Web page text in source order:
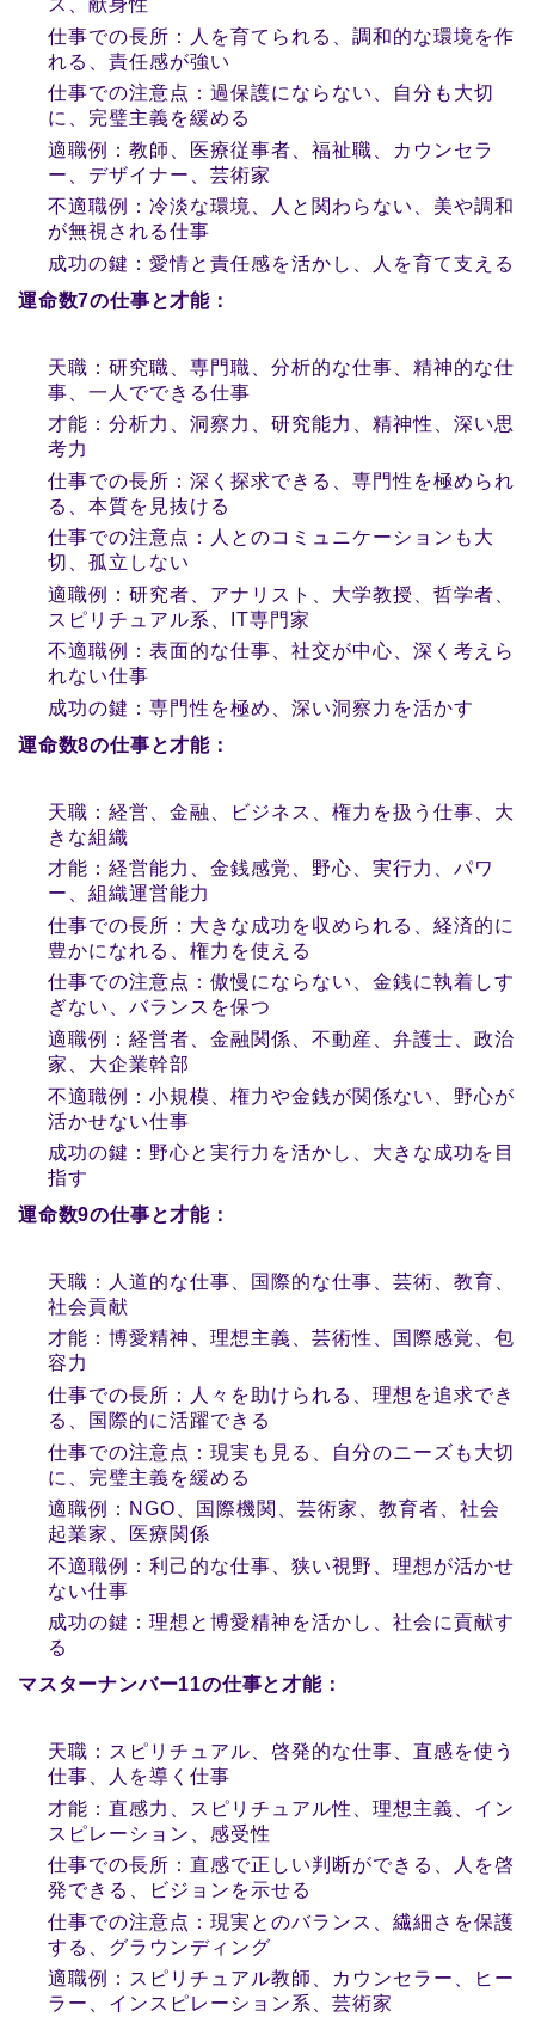
ス、献身性
仕事での長所：人を育てられる、調和的な環境を作
れる、責任感が強い
仕事での注意点：過保護にならない、自分も大切
に、完璧主義を緩める
適職例：教師、医療従事者、福祉職、カウンセラ
ー、デザイナー、芸術家
不適職例：冷淡な環境、人と関わらない、美や調和
が無視される仕事
成功の鍵：愛情と責任感を活かし、人を育て支える
運命数7の仕事と才能：
天職：研究職、専門職、分析的な仕事、精神的な仕
事、一人でできる仕事
才能：分析力、洞察力、研究能力、精神性、深い思
考力
仕事での長所：深く探求できる、専門性を極められ
る、本質を見抜ける
仕事での注意点：人とのコミュニケーションも大
切、孤立しない
適職例：研究者、アナリスト、大学教授、哲学者、
スピリチュアル系、IT専門家
不適職例：表面的な仕事、社交が中心、深く考えら
れない仕事
成功の鍵：専門性を極め、深い洞察力を活かす
運命数8の仕事と才能：
天職：経営、金融、ビジネス、権力を扱う仕事、大
きな組織
才能：経営能力、金銭感覚、野心、実行力、パワ
ー、組織運営能力
仕事での長所：大きな成功を収められる、経済的に
豊かになれる、権力を使える
仕事での注意点：傲慢にならない、金銭に執着しす
ぎない、バランスを保つ
適職例：経営者、金融関係、不動産、弁護士、政治
家、大企業幹部
不適職例：小規模、権力や金銭が関係ない、野心が
活かせない仕事
成功の鍵：野心と実行力を活かし、大きな成功を目
指す
運命数9の仕事と才能：
天職：人道的な仕事、国際的な仕事、芸術、教育、
社会貢献
才能：博愛精神、理想主義、芸術性、国際感覚、包
容力
仕事での長所：人々を助けられる、理想を追求でき
る、国際的に活躍できる
仕事での注意点：現実も見る、自分のニーズも大切
に、完璧主義を緩める
適職例：NGO、国際機関、芸術家、教育者、社会
起業家、医療関係
不適職例：利己的な仕事、狭い視野、理想が活かせ
ない仕事
成功の鍵：理想と博愛精神を活かし、社会に貢献す
る
マスターナンバー11の仕事と才能：
天職：スピリチュアル、啓発的な仕事、直感を使う
仕事、人を導く仕事
才能：直感力、スピリチュアル性、理想主義、イン
スピレーション、感受性
仕事での長所：直感で正しい判断ができる、人を啓
発できる、ビジョンを示せる
仕事での注意点：現実とのバランス、繊細さを保護
する、グラウンディング
適職例：スピリチュアル教師、カウンセラー、ヒー
ラー、インスピレーション系、芸術家